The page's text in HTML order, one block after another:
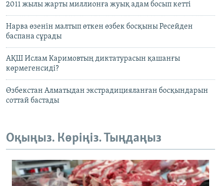
2011 жылы жарты миллионға жуық адам босып кетті
Нарва өзенін малтып өткен өзбек босқыны Ресейден
баспана сұрады
АҚШ Ислам Каримовтың диктатурасын қашанғы
көрмегенсиді?
Өзбекстан Алматыдан экстрадицияланған босқындарын
соттай бастады
Оқыңыз. Көріңіз. Тыңдаңыз